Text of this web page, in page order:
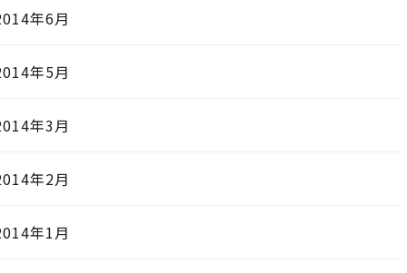
年6月
年5月
年3月
年2月
年1月